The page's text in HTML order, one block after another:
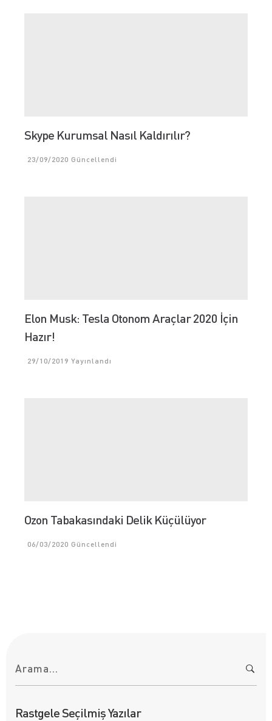
Skype Kurumsal Nasıl Kaldırılır?
23/09/2020 Güncellendi
Elon Musk: Tesla Otonom Araçlar 2020 İçin
Hazır!
29/10/2019 Yayınlandı
Ozon Tabakasındaki Delik Küçülüyor
06/03/2020 Güncellendi
r
m
:Rastgele Seçilmiş Yazılar